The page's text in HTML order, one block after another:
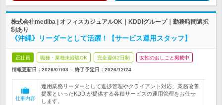
株式会社mediba | オフィスカジュアルOK｜KDDIグループ｜勤務時間選択
制あり
《沖縄》リーダーとして活躍！【サービス運用スタッフ】
正社員 職種・業種未経験OK 完全週休2日制 女性のおしごと掲載中
情報更新日：2026/07/03 終了予定日： 2026/12/24
仕事内容
運用業務リーダーとして進捗管理やクライアント対応、業務改善
提案といったKDDIが提供する各種サービスの運用管理をお任せ
します。